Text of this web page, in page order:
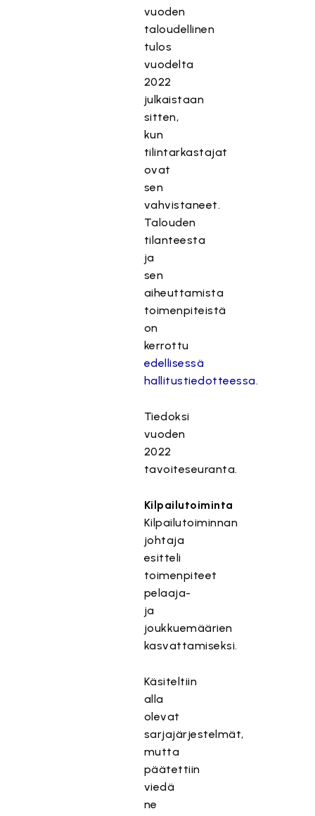
vuoden
taloudellinen
tulos
vuodelta
2022
julkaistaan
sitten,
kun
tilintarkastajat
ovat
sen
vahvistaneet.
Talouden
tilanteesta
ja
sen
aiheuttamista
toimenpiteistä
on
kerrottu
edellisessä
hallitustiedotteessa.
Tiedoksi
vuoden
2022
tavoiteseuranta.
Kilpailutoiminta
Kilpailutoiminnan
johtaja
esitteli
toimenpiteet
pelaaja-
ja
joukkuemäärien
kasvattamiseksi.
Käsiteltiin
alla
olevat
sarjajärjestelmät,
mutta
päätettiin
viedä
ne